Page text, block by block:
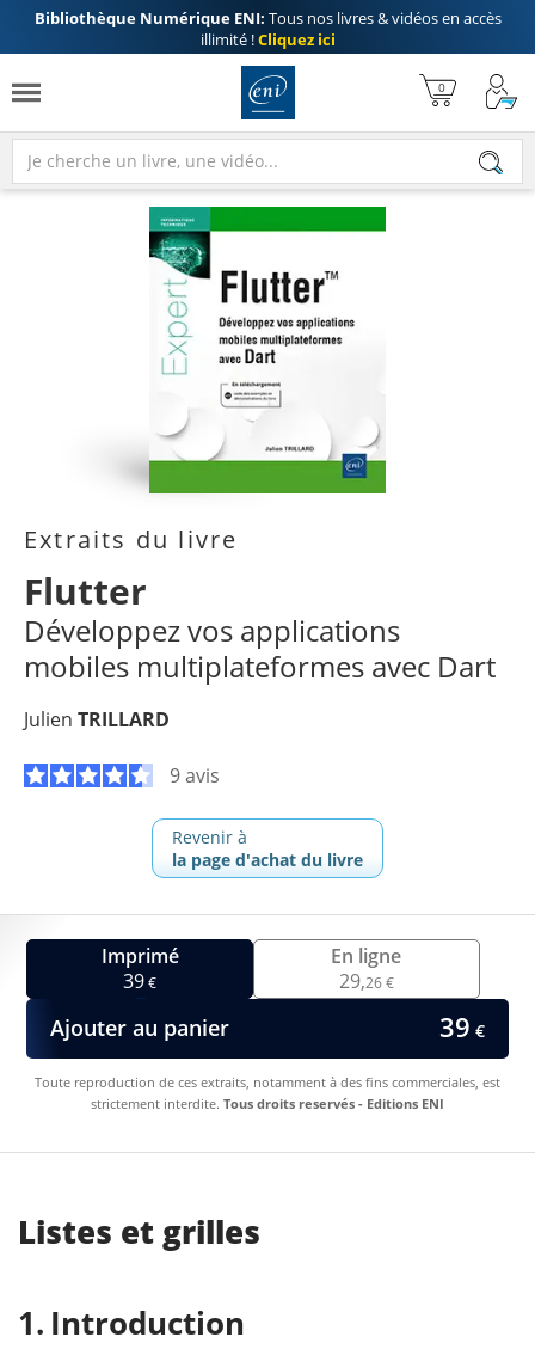
Bibliothèque Numérique ENI: Tous nos livres & vidéos en accès
illimité !Cliquez ici
Extraits du livre
Flutter
Développez vos applications
mobiles multiplateformes avec Dart
Julien TRILLARD
9 avis
Revenir à
la page d'achat du livre
Imprimé
39€
En ligne
29,26 €
Ajouter au panier 39 €
Toute reproduction de ces extraits, notamment à des fins commerciales, est
strictement interdite. Tous droits reservés - Editions ENI
Listes et grilles
Introduction